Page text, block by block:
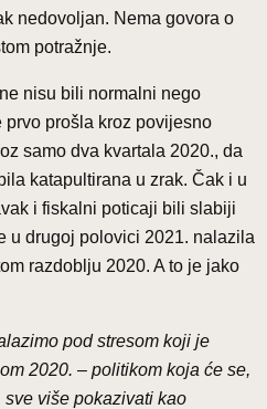
nedovoljan. Nema govora o
potražnje.
nisu bili normalni nego
prvo prošla kroz povijesno
samo dva kvartala 2020., da
katapultirana u zrak. Čak i u
i fiskalni poticaji bili slabiji
u drugoj polovici 2021. nalazila
razdoblju 2020. A to je jako
pod stresom koji je
2020. – politikom koja će se,
više pokazivati kao